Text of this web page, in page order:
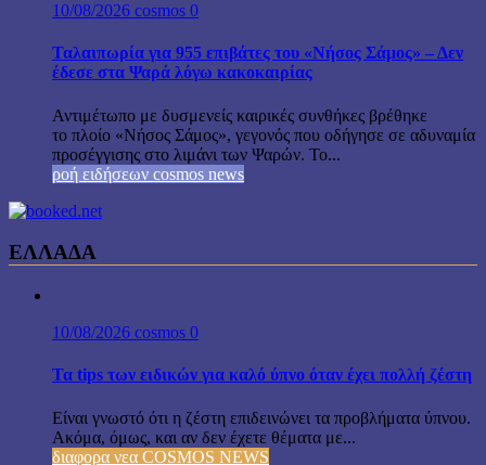
10/08/2026 cosmos 0
Ταλαιπωρία για 955 επιβάτες του «Νήσος Σάμος» – Δεν
έδεσε στα Ψαρά λόγω κακοκαιρίας
Αντιμέτωπο με δυσμενείς καιρικές συνθήκες βρέθηκε
το πλοίο «Νήσος Σάμος», γεγονός που οδήγησε σε αδυναμία
προσέγγισης στο λιμάνι των Ψαρών. Το...
ροή ειδήσεων cosmos news
ΕΛΛΑΔΑ
10/08/2026 cosmos 0
Τα tips των ειδικών για καλό ύπνο όταν έχει πολλή ζέστη
Είναι γνωστό ότι η ζέστη επιδεινώνει τα προβλήματα ύπνου.
Ακόμα, όμως, και αν δεν έχετε θέματα με...
διαφορα νεα COSMOS NEWS